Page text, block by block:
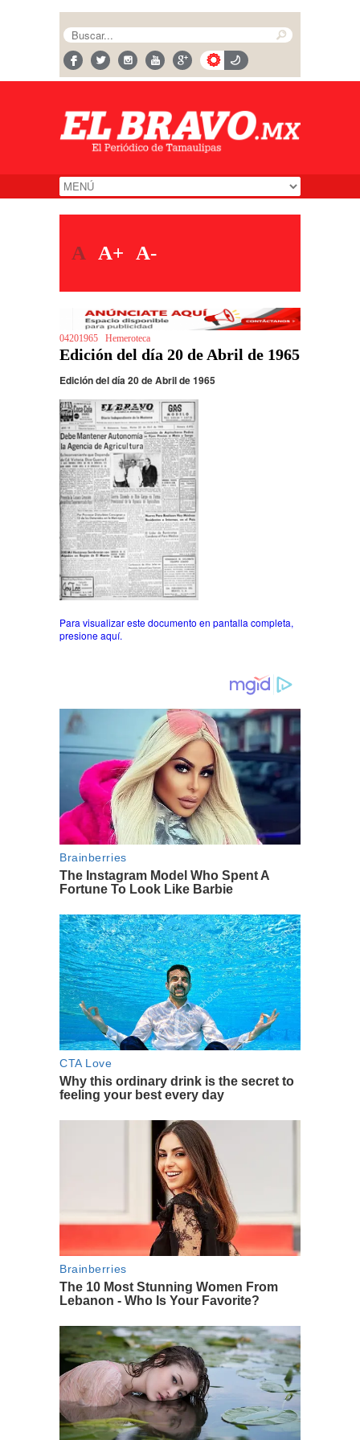
A A+ A-
04201965 Hemeroteca
Edición del día 20 de Abril de 1965
Edición del día 20 de Abril de 1965
Para visualizar este documento en pantalla completa,
presione aquí.